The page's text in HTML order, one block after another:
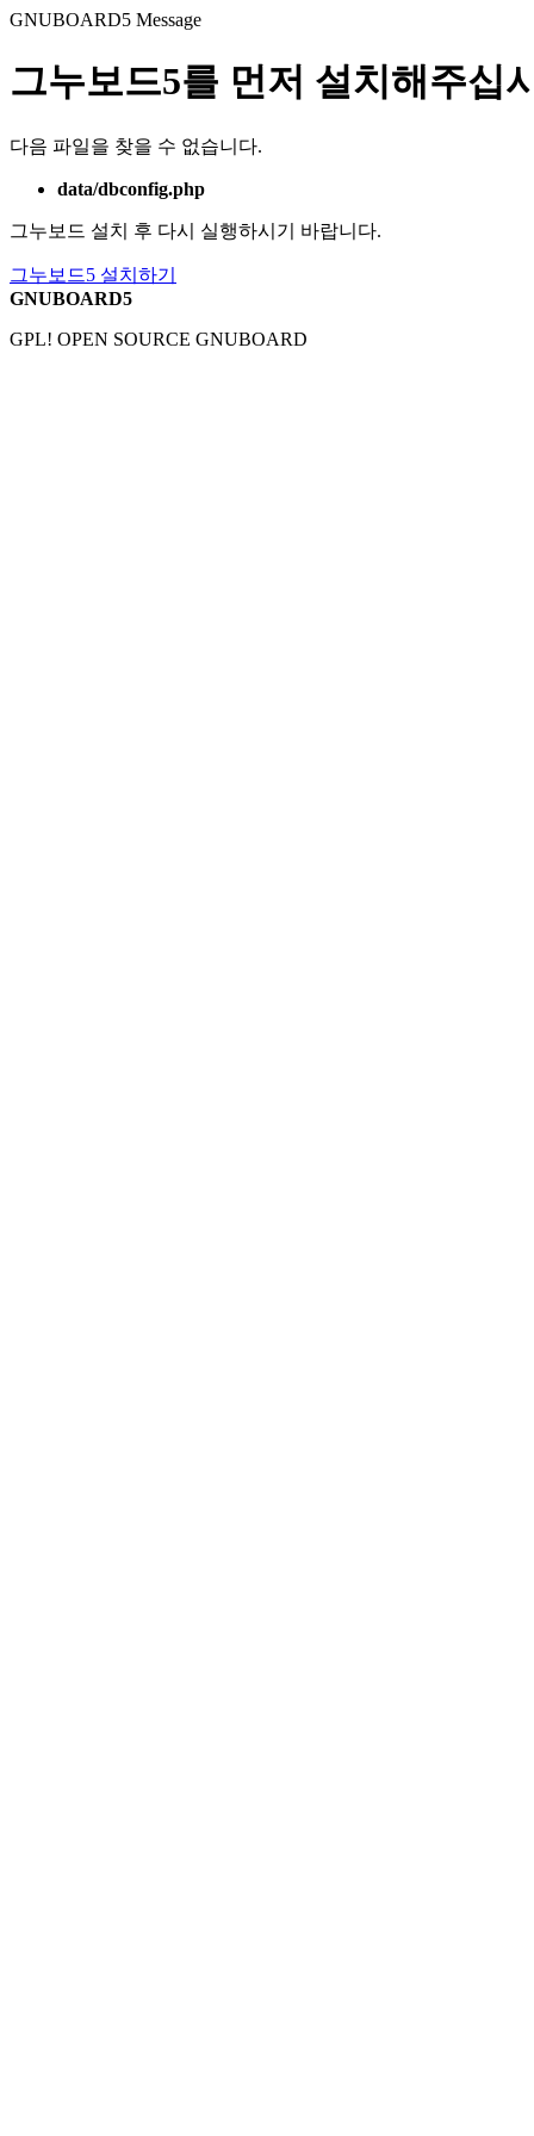
GNUBOARD5 Message
그누보드5를 먼저 설치해주십
다음 파일을 찾을 수 없습니다.
data/dbconfig.php
그누보드 설치 후 다시 실행하시기 바랍니다.
그누보드5 설치하기
GNUBOARD5
GPL! OPEN SOURCE GNUBOARD